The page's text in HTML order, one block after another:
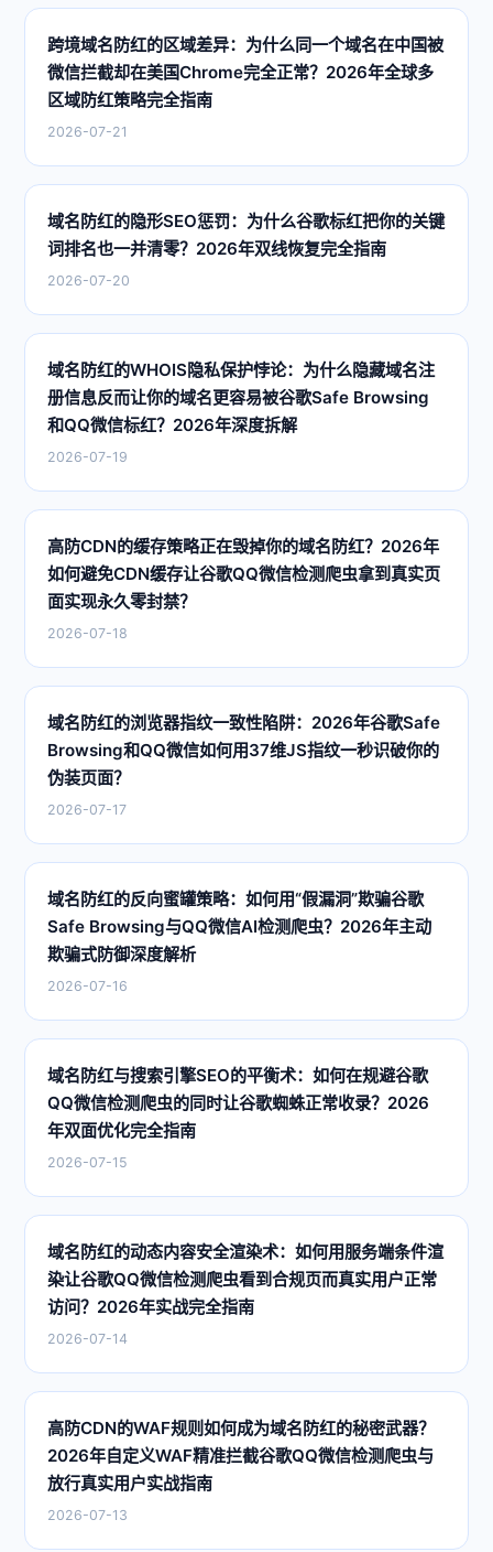
跨境域名防红的区域差异：为什么同一个域名在中国被
微信拦截却在美国Chrome完全正常？2026年全球多
区域防红策略完全指南
2026-07-21
域名防红的隐形SEO惩罚：为什么谷歌标红把你的关键
词排名也一并清零？2026年双线恢复完全指南
2026-07-20
域名防红的WHOIS隐私保护悖论：为什么隐藏域名注
册信息反而让你的域名更容易被谷歌Safe Browsing
和QQ微信标红？2026年深度拆解
2026-07-19
高防CDN的缓存策略正在毁掉你的域名防红？2026年
如何避免CDN缓存让谷歌QQ微信检测爬虫拿到真实页
面实现永久零封禁？
2026-07-18
域名防红的浏览器指纹一致性陷阱：2026年谷歌Safe
Browsing和QQ微信如何用37维JS指纹一秒识破你的
伪装页面？
2026-07-17
域名防红的反向蜜罐策略：如何用“假漏洞”欺骗谷歌
Safe Browsing与QQ微信AI检测爬虫？2026年主动
欺骗式防御深度解析
2026-07-16
域名防红与搜索引擎SEO的平衡术：如何在规避谷歌
QQ微信检测爬虫的同时让谷歌蜘蛛正常收录？2026
年双面优化完全指南
2026-07-15
域名防红的动态内容安全渲染术：如何用服务端条件渲
染让谷歌QQ微信检测爬虫看到合规页而真实用户正常
访问？2026年实战完全指南
2026-07-14
高防CDN的WAF规则如何成为域名防红的秘密武器？
2026年自定义WAF精准拦截谷歌QQ微信检测爬虫与
放行真实用户实战指南
2026-07-13